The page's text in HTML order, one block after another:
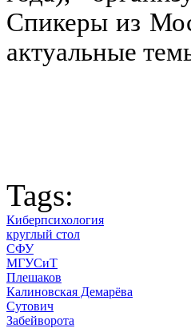
Спикеры из
актуальные
Tags:
Киберпсихология
круглый стол
СФУ
МГУСиТ
Плешаков
Калиновская Демарёва
Сутович
Забейворота